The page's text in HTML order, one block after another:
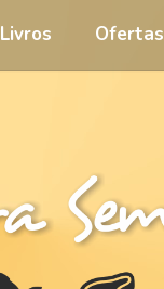
Livros Ofertas